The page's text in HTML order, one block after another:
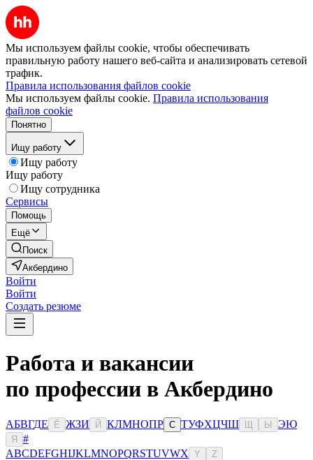
Мы используем файлы cookie, чтобы обеспечивать
правильную работу нашего веб-сайта и анализировать сетевой
трафик.
Правила использования файлов cookie
Мы используем файлы cookie. Правила использования
файлов cookie
Понятно
Ищу работу
Ищу работу
Ищу работу
Ищу сотрудника
Сервисы
Помощь
Ещё
Поиск
Акбердино
Войти
Войти
Создать резюме
Работа и вакансии
по профессии в Акбердино
АБВГДЕ Ё ЖЗИ Й КЛМНОПР С ТУФХЦЧШ Ы ЭЮ
Я
#
ABCDEFGHIJKLMNOPQRSTUVWX Y Z